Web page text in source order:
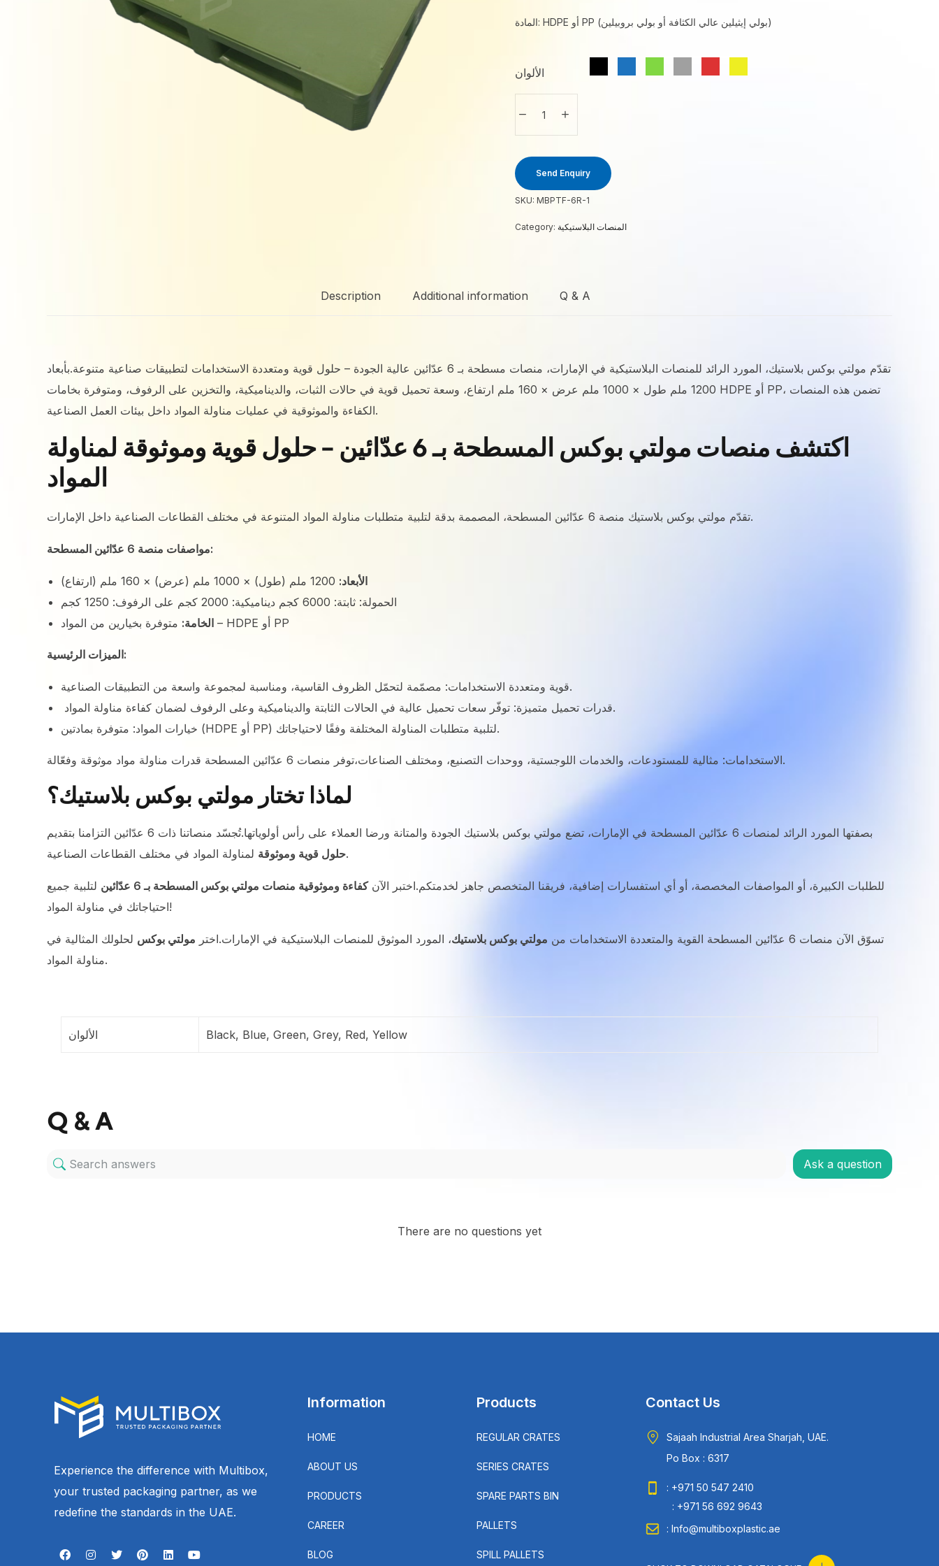
المادة: HDPE أو PP (بولي إيثيلين عالي الكثافة أو بولي بروبيلين)
الألوان
Send Enquiry
SKU: MBPTF-6R-1
Category: المنصات البلاستيكية
Description Additional information Q & A
تقدّم مولتي بوكس بلاستيك، المورد الرائد للمنصات البلاستيكية في الإمارات، منصات مسطحة بـ 6 عدّائين عالية الجودة – حلول قوية ومتعددة الاستخدامات لتطبيقات صناعية متنوعة.بأبعاد
1200 ملم طول × 1000 ملم عرض × 160 ملم ارتفاع، وسعة تحميل قوية في حالات الثبات، والديناميكية، والتخزين على الرفوف، ومتوفرة بخامات HDPE أو PP، تضمن هذه المنصات
الكفاءة والموثوقية في عمليات مناولة المواد داخل بيئات العمل الصناعية.
اكتشف منصات مولتي بوكس المسطحة بـ 6 عدّائين – حلول قوية وموثوقة لمناولة
المواد
تقدّم مولتي بوكس بلاستيك منصة 6 عدّائين المسطحة، المصممة بدقة لتلبية متطلبات مناولة المواد المتنوعة في مختلف القطاعات الصناعية داخل الإمارات.
مواصفات منصة 6 عدّائين المسطحة:
الأبعاد:
الحمولة: ثابتة: 6000 كجم ديناميكية: 2000 كجم على الرفوف: 1250 كجم
الخامة:
متوفرة بخيارين من المواد – HDPE أو PP
الميزات الرئيسية:
قوية ومتعددة الاستخدامات: مصمّمة لتحمّل الظروف القاسية، ومناسبة لمجموعة واسعة من التطبيقات الصناعية.
قدرات تحميل متميزة: توفّر سعات تحميل عالية في الحالات الثابتة والديناميكية وعلى الرفوف لضمان كفاءة مناولة المواد.
خيارات المواد: متوفرة بمادتين (HDPE أو PP) لتلبية متطلبات المناولة المختلفة وفقًا لاحتياجاتك.
الاستخدامات: مثالية للمستودعات، والخدمات اللوجستية، ووحدات التصنيع، ومختلف الصناعات،توفر منصات 6 عدّائين المسطحة قدرات مناولة مواد موثوقة وفعّالة.
لماذا تختار مولتي بوكس بلاستيك؟
بصفتها المورد الرائد لمنصات 6 عدّائين المسطحة في الإمارات، تضع مولتي بوكس بلاستيك الجودة والمتانة ورضا العملاء على رأس أولوياتها.تُجسّد منصاتنا ذات 6 عدّائين التزامنا بتقديم
حلول قوية وموثوقةلمناولة المواد في مختلف القطاعات الصناعية.
للطلبات الكبيرة، أو المواصفات المخصصة، أو أي استفسارات إضافية، فريقنا المتخصص جاهز لخدمتكم.اختبر الآنكفاءة وموثوقية منصات مولتي بوكس المسطحة بـ 6 عدّائين
لتلبية جميع
احتياجاتك في مناولة المواد!
تسوّق الآن منصات 6 عدّائين المسطحة القوية والمتعددة الاستخدامات من مولتي بوكس بلاستيك، المورد الموثوق للمنصات البلاستيكية في الإمارات.اختر مولتي بوكس لحلولك المثالية في
مناولة المواد.
الألوان Black, Blue, Green, Grey, Red, Yellow
Q & A
Ask a question
There are no questions yet
Experience the difference with Multibox,
your trusted packaging partner, as we
redefine the standards in the UAE.
Information
HOME
ABOUT US
PRODUCTS
CAREER
BLOG
Products
REGULAR CRATES
SERIES CRATES
SPARE PARTS BIN
PALLETS
SPILL PALLETS
Contact Us
Sajaah Industrial Area Sharjah, UAE.
Po Box : 6317
: +971 50 547 2410
: +971 56 692 9643
: Info@multiboxplastic.ae